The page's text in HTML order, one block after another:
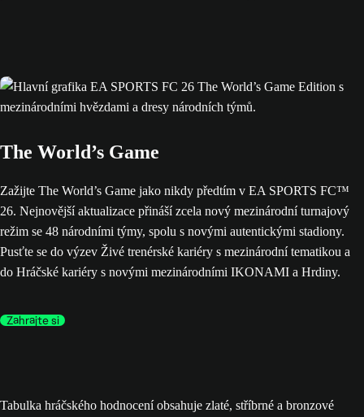
The World’s Game
Zažijte The World’s Game jako nikdy předtím v EA SPORTS FC™
26. Nejnovější aktualizace přináší zcela nový mezinárodní turnajový
režim se 48 národními týmy, spolu s novými autentickými stadiony.
Pusťte se do výzev Živé trenérské kariéry s mezinárodní tematikou a
do Hráčské kariéry s novými mezinárodními IKONAMI a Hrdiny.
Zahrajte si
Tabulka hráčského hodnocení obsahuje zlaté, stříbrné a bronzové